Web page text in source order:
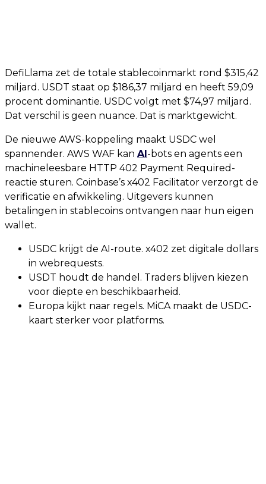
DefiLlama zet de totale stablecoinmarkt rond $315,42
miljard. USDT staat op $186,37 miljard en heeft 59,09
procent dominantie. USDC volgt met $74,97 miljard.
Dat verschil is geen nuance. Dat is marktgewicht.
De nieuwe AWS-koppeling maakt USDC wel
spannender. AWS WAF kan AI-bots en agents een
machineleesbare HTTP 402 Payment Required-
reactie sturen. Coinbase’s x402 Facilitator verzorgt de
verificatie en afwikkeling. Uitgevers kunnen
betalingen in stablecoins ontvangen naar hun eigen
wallet.
USDC krijgt de AI-route. x402 zet digitale dollars
in webrequests.
USDT houdt de handel. Traders blijven kiezen
voor diepte en beschikbaarheid.
Europa kijkt naar regels. MiCA maakt de USDC-
kaart sterker voor platforms.